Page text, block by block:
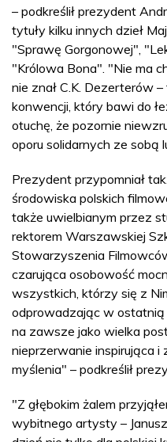
– podkreślił prezydent
tytuły kilku innych dzieł
"Sprawę Gorgonowej",
"Królowa Bona". "Nie ma
nie znał C.K. Dezerterów
konwencji, który bawi do
otuchę, że pozornie
oporu solidarnych ze sobą
Prezydent przypomniał
środowiska polskich
także uwielbianym przez
rektorem Warszawskiej
Stowarzyszenia
czarująca osobowość
wszystkich, którzy się z
odprowadzając w ostatnią
na zawsze jako wielka
nieprzerwanie inspirująca
myślenia" – podkreślił
"Z głębokim żalem
wybitnego artysty –